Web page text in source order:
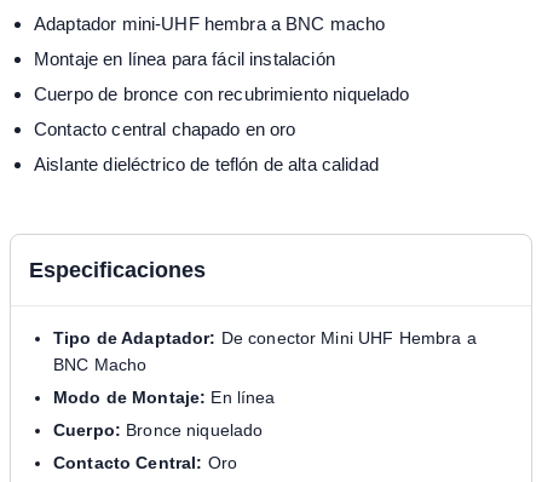
Adaptador mini-UHF hembra a BNC macho
Montaje en línea para fácil instalación
Cuerpo de bronce con recubrimiento niquelado
Contacto central chapado en oro
Aislante dieléctrico de teflón de alta calidad
Especificaciones
Tipo de Adaptador: De conector Mini UHF Hembra a
BNC Macho
Modo de Montaje: En línea
Cuerpo: Bronce niquelado
Contacto Central: Oro